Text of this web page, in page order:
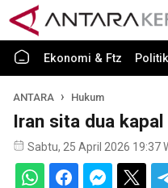
Ekonomi & Ftz Politik
ANTARA Hukum
Iran sita dua
Sabtu, 25 April 2026 19:37